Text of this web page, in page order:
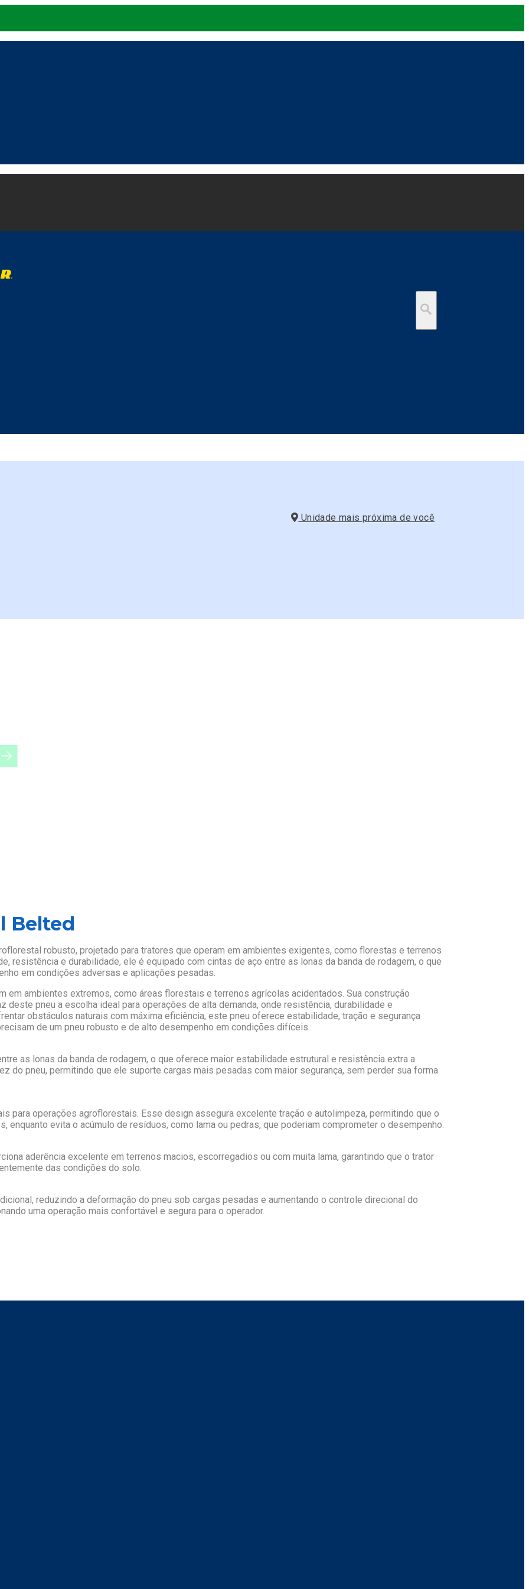
Unidade mais próxima de você
Belted
robusto, projetado para tratores que operam em ambientes exigentes, como florestas e terrenos
resistência e durabilidade, ele é equipado com cintas de aço entre as lonas da banda de rodagem, o que
em condições adversas e aplicações pesadas.
em ambientes extremos, como áreas florestais e terrenos agrícolas acidentados. Sua construção
deste pneu a escolha ideal para operações de alta demanda, onde resistência, durabilidade e
obstáculos naturais com máxima eficiência, este pneu oferece estabilidade, tração e segurança
de um pneu robusto e de alto desempenho em condições difíceis.
as lonas da banda de rodagem, o que oferece maior estabilidade estrutural e resistência extra a
do pneu, permitindo que ele suporte cargas mais pesadas com maior segurança, sem perder sua forma
para operações agroflorestais. Esse design assegura excelente tração e autolimpeza, permitindo que o
enquanto evita o acúmulo de resíduos, como lama ou pedras, que poderiam comprometer o desempenho.
aderência excelente em terrenos macios, escorregadios ou com muita lama, garantindo que o trator
das condições do solo.
reduzindo a deformação do pneu sob cargas pesadas e aumentando o controle direcional do
uma operação mais confortável e segura para o operador.